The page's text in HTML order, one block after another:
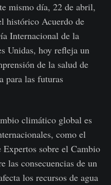
mismo día, 22 de abril,
histórico Acuerdo de
Internacional de la
Unidas, hoy refleja un
de la salud de
para las futuras
climático global es
como el
sobre el Cambio
las consecuencias de un
los recursos de agua